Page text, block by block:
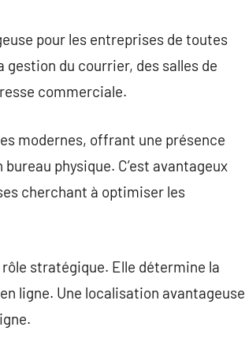
pour les entreprises de toutes
du courrier, des salles de
commerciale.
modernes, offrant une présence
physique. C’est avantageux
cherchant à optimiser les
stratégique. Elle détermine la
ligne. Une localisation avantageuse